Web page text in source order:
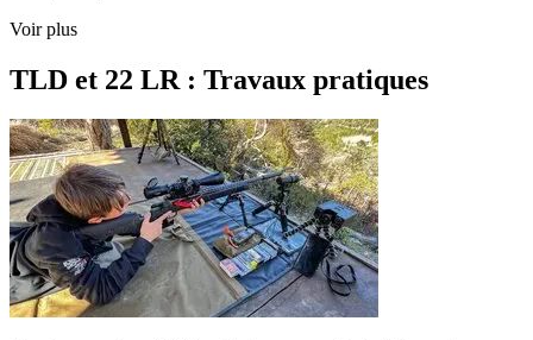
Voir plus
TLD et 22 LR : Travaux pratiques